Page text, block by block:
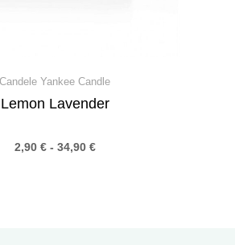
Candele Yankee Candle
Lemon Lavender
2,90 € - 34,90 €